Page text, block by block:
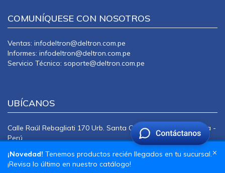
COMUNÍQUESE CON NOSOTROS
Ventas: infodeltron@deltron.com.pe
Informes: infodeltron@deltron.com.pe
Servicio Técnico: soporte@deltron.com.pe
UBÍCANOS
Calle Raúl Rebagliati 170 Urb. Santa Catalina La Victoria Lima -
Perú
Copyright © Deltron 2024
¡Novedad! Tenemos productos recién llegados en tu sucursal.
¡Revisa lo último en nuestro catálogo!
×